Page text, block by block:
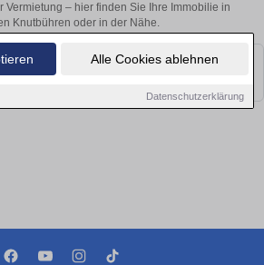
Alle Cookies ablehnen
Datenschutzerklärung
Vermietung – hier finden Sie Ihre Immobilie in
Knutbühren oder in der Nähe.
keine passenden Objekte finden. Schauen Sie